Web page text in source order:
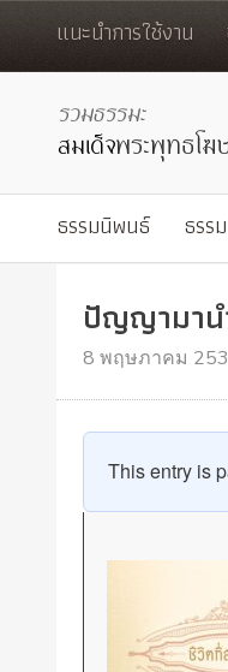
แนะนำการใช้งาน
ธรรมนิพนธ์ ธรร
ปัญญามาน
8 พฤษภาคม
This entry is